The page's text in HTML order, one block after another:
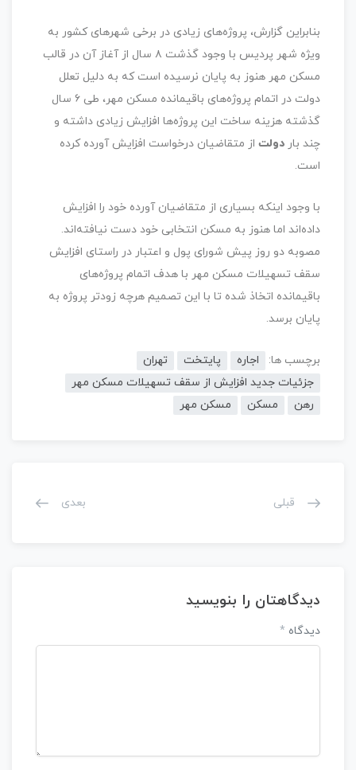
بنابراین گزارش، پروژه‌های زیادی در برخی شهرهای کشور به
ویژه شهر پردیس با وجود گذشت ۸ سال از آغاز آن در قالب
مسکن مهر هنوز به پایان نرسیده است که به دلیل تعلل
دولت در اتمام پروژه‌های باقیمانده مسکن مهر، طی ۶ سال
گذشته هزینه ساخت این پروژه‌ها افزایش زیادی داشته و
چند بار دولت از متقاضیان درخواست افزایش آورده کرده
است.
با وجود اینکه بسیاری از متقاضیان آورده خود را افزایش
داده‌اند اما هنوز به مسکن انتخابی خود دست نیافته‌اند.
مصوبه دو روز پیش شورای پول و اعتبار در راستای افزایش
سقف تسهیلات مسکن مهر با هدف اتمام پروژه‌های
باقیمانده اتخاذ شده تا با این تصمیم هرچه زودتر پروژه به
پایان برسد.
برچسب ها: اجاره پایتخت
تهران
جزئیات جدید افزایش از سقف تسهیلات مسکن مهر
رهن
مسکن مسکن مهر
قبلی بعدی
دیدگاهتان را بنویسید
دیدگاه *